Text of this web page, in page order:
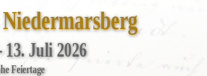
13. Juli 2026
Feiertage